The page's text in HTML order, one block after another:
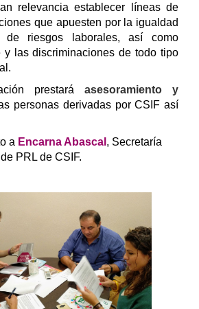
relevancia establecer líneas de
que apuesten por la igualdad
riesgos laborales, así como
y las discriminaciones de todo tipo
prestará asesoramiento y
personas derivadas por CSIF así
a Encarna Abascal , Secretaría
PRL de CSIF.